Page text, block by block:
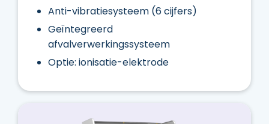
Anti-vibratiesysteem (6 cijfers)
Geïntegreerd
afvalverwerkingssysteem
Optie: ionisatie-elektrode